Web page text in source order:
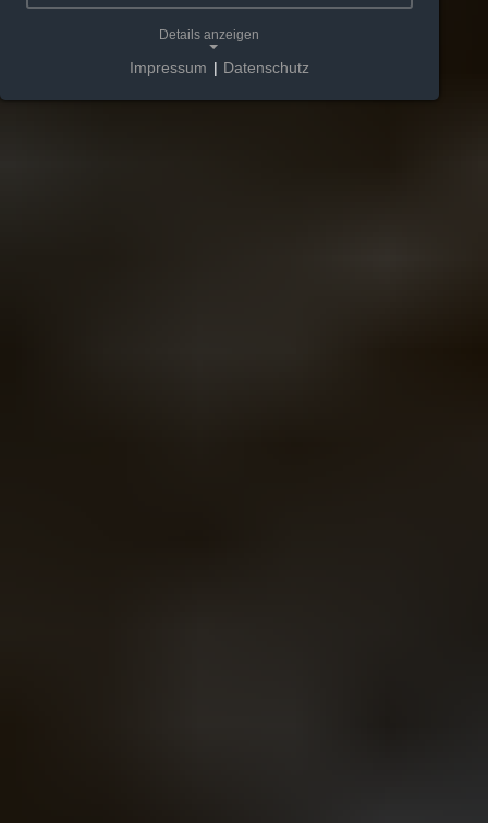
Details anzeigen
Impressum | Datenschutz